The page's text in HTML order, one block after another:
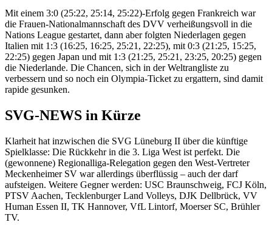
Mit einem 3:0 (25:22, 25:14, 25:22)-Erfolg gegen Frankreich war
die Frauen-Nationalmannschaft des DVV verheißungsvoll in die
Nations League gestartet, dann aber folgten Niederlagen gegen
Italien mit 1:3 (16:25, 16:25, 25:21, 22:25), mit 0:3 (21:25, 15:25,
22:25) gegen Japan und mit 1:3 (21:25, 25:21, 23:25, 20:25) gegen
die Niederlande. Die Chancen, sich in der Weltrangliste zu
verbessern und so noch ein Olympia-Ticket zu ergattern, sind damit
rapide gesunken.
SVG-NEWS in Kürze
Klarheit hat inzwischen die SVG Lüneburg II über die künftige
Spielklasse: Die Rückkehr in die 3. Liga West ist perfekt. Die
(gewonnene) Regionalliga-Relegation gegen den West-Vertreter
Meckenheimer SV war allerdings überflüssig – auch der darf
aufsteigen. Weitere Gegner werden: USC Braunschweig, FCJ Köln,
PTSV Aachen, Tecklenburger Land Volleys, DJK Dellbrück, VV
Human Essen II, TK Hannover, VfL Lintorf, Moerser SC, Brühler
TV.